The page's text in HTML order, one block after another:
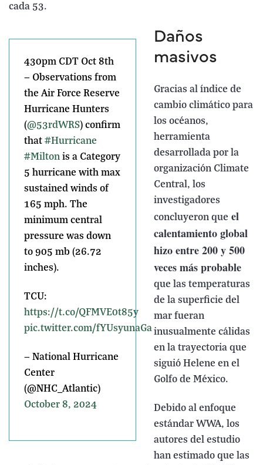
cada 53.
430pm CDT Oct 8th
— Observations from
the Air Force Reserve
Hurricane Hunters
(@53rdWRS) confirm
that #Hurricane
#Milton is a Category
5 hurricane with max
sustained winds of
165 mph. The
minimum central
pressure was down
to 905 mb (26.72
inches).
TCU:
https://t.co/QFMVE0t85y
pic.twitter.com/fYUsyunaGa
— National Hurricane
Center
(@NHC_Atlantic)
October 8, 2024
Daños
masivos
Gracias al índice de
cambio climático para
los océanos,
herramienta
desarrollada por la
organización Climate
Central, los
investigadores
concluyeron que el
calentamiento global
hizo entre 200 y 500
veces más probable
que las temperaturas
de la superficie del
mar fueran
inusualmente cálidas
en la trayectoria que
siguió Helene en el
Golfo de México.
Debido al enfoque
estándar WWA, los
autores del estudio
han estimado que las